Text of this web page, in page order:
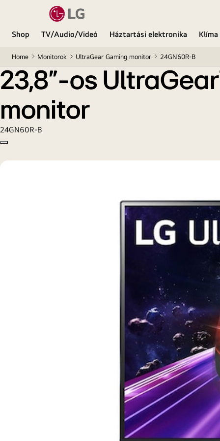
Shop TV/Audio/Videó Háztartási elektronika Klíma
Home Monitorok UltraGear Gaming monitor 24GN60R-B
23,8”-os UltraGear™ Full HD IPS 1 ms (GtG)
23,8”-os
monitor
24GN60R-B
Copy model name